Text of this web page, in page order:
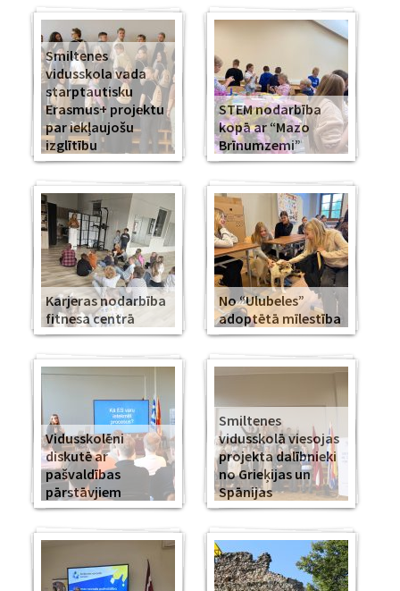
Smiltenes
vidusskola vada
starptautisku
Erasmus+ projektu
par iekļaujošu
izglītību
STEM nodarbība
kopā ar “Mazo
Brīnumzemi”
Karjeras nodarbība
fitnesa centrā
No “Ulubeles”
adoptētā mīlestība
Vidusskolēni
diskutē ar
pašvaldības
pārstāvjiem
Smiltenes
vidusskolā viesojas
projekta dalībnieki
no Grieķijas un
Spānijas